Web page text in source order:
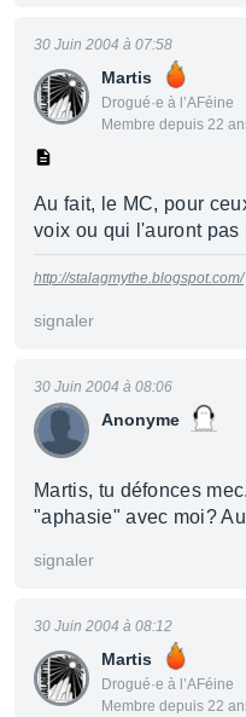
Martis
Drogué·e à l’AFéine
Membre depuis 22
30 Juin 2004 à 07:58
Au fait, le MC, pour
voix ou qui l'auront pas
http://stalagmythe.blogspot.com/
signaler
Anonyme
30 Juin 2004 à 08:06
Martis, tu défonces
"aphasie" avec moi?
signaler
Martis
Drogué·e à l’AFéine
Membre depuis 22
30 Juin 2004 à 08:12